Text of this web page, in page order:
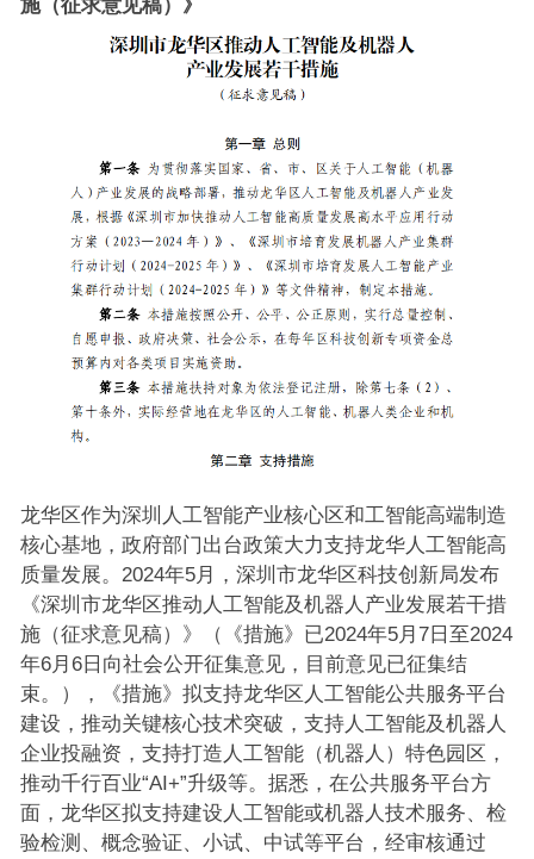
施（征求意见稿）》
龙华区作为深圳人工智能产业核心区和工智能高端制造
核心基地，政府部门出台政策大力支持龙华人工智能高
质量发展。2024年5月，深圳市龙华区科技创新局发布
《深圳市龙华区推动人工智能及机器人产业发展若干措
施（征求意见稿）》（《措施》已2024年5月7日至2024
年6月6日向社会公开征集意见，目前意见已征集结
束。），《措施》拟支持龙华区人工智能公共服务平台
建设，推动关键核心技术突破，支持人工智能及机器人
企业投融资，支持打造人工智能（机器人）特色园区，
推动千行百业“AI+”升级等。据悉，在公共服务平台方
面，龙华区拟支持建设人工智能或机器人技术服务、检
验检测、概念验证、小试、中试等平台，经审核通过